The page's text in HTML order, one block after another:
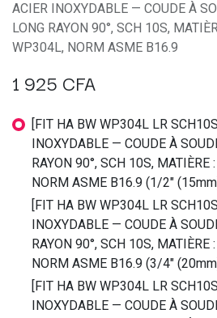
ACIER INOXYDABLE — COUDE À
LONG RAYON 90°, SCH 10S,
WP304L, NORM ASME B16.9
1 925 CFA
[FIT HA BW WP304L LR
INOXYDABLE — COUDE À
RAYON 90°, SCH 10S,
NORM ASME B16.9 (1/2"
[FIT HA BW WP304L LR
INOXYDABLE — COUDE À
RAYON 90°, SCH 10S,
NORM ASME B16.9 (3/4"
[FIT HA BW WP304L LR
INOXYDABLE — COUDE À